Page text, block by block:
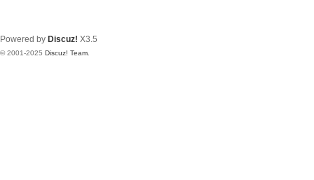
Powered by Discuz! X3.5
© 2001-2025 Discuz! Team